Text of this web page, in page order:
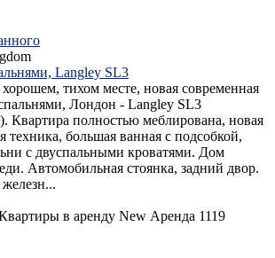
Langley SL3
тихом месте, новая современная
Лондон - Langley SL3
Квартира полностью меблирована, новая
техника, большая ванная с подсобкой,
с двуспальными кроватями. Дом
Автомобильная стоянка, задний двор.
в аренду New Аренда 1119